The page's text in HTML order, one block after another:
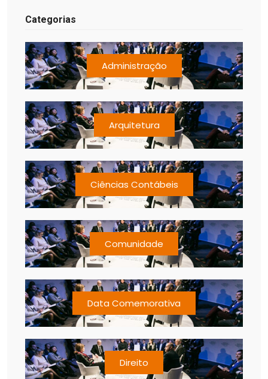
Categorias
Administração
Arquitetura
Ciências Contábeis
Comunidade
Data Comemorativa
Direito